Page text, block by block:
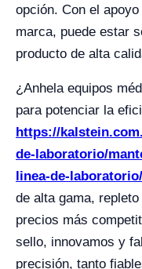
opción. Con el
marca, puede estar
producto de alta
¿Anhela equipos
para potenciar la
https://
de-laboratorio/
linea-de-laboratorio/
de alta gama,
precios más
sello, innovamos y
precisión, tanto